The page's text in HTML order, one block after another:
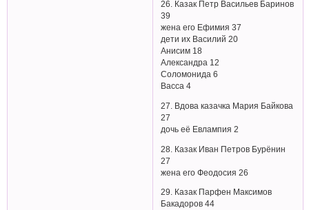
26. Казак Петр Васильев Баринов
39
жена его Ефимия 37
дети их Василий 20
Анисим 18
Александра 12
Соломонида 6
Васса 4
27. Вдова казачка Мария Байкова
27
дочь её Евлампия 2
28. Казак Иван Петров Бурёнин
27
жена его Феодосия 26
29. Казак Парфен Максимов
Бакадоров 44